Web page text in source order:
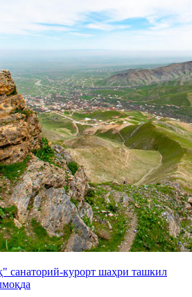
санаторий-курорт шаҳри ташкил